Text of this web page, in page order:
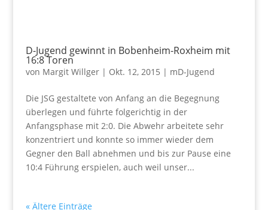
D-Jugend gewinnt in Bobenheim-Roxheim mit
16:8 Toren
von Margit Willger| Okt. 12, 2015 | mD-Jugend
Die JSG gestaltete von Anfang an die Begegnung
überlegen und führte folgerichtig in der
Anfangsphase mit 2:0. Die Abwehr arbeitete sehr
konzentriert und konnte so immer wieder dem
Gegner den Ball abnehmen und bis zur Pause eine
10:4 Führung erspielen, auch weil unser...
« Ältere Einträge